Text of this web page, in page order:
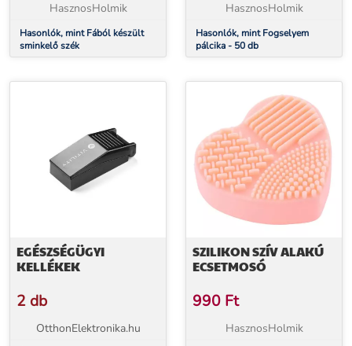
HasznosHolmik
Hasonlók, mint Fából készült
sminkelő szék
HasznosHolmik
Hasonlók, mint Fogselyem
pálcika - 50 db
EGÉSZSÉGÜGYI
KELLÉKEK
2 db
OtthonElektronika.hu
SZILIKON SZÍV ALAKÚ
ECSETMOSÓ
990 Ft
HasznosHolmik